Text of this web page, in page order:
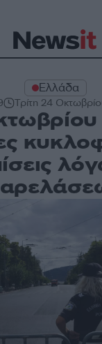
Ελλάδα
Τρίτη 24